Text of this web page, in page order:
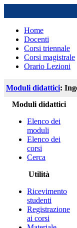
Home
Docenti
Corsi triennale
Corsi magistrale
Orario Lezioni
Moduli didattici:
Moduli didattici
Elenco dei
moduli
Elenco dei
corsi
Cerca
Utilità
Ricevimento
studenti
Registrazione
ai corsi